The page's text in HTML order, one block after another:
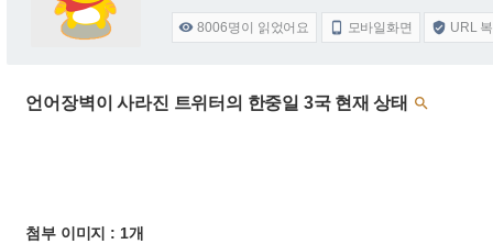
 8006명이 읽었어요  모바일화면  URL
언어장벽이 사라진 트위터의 한중일 3국 현재 상태 
첨부 이미지 : 1개